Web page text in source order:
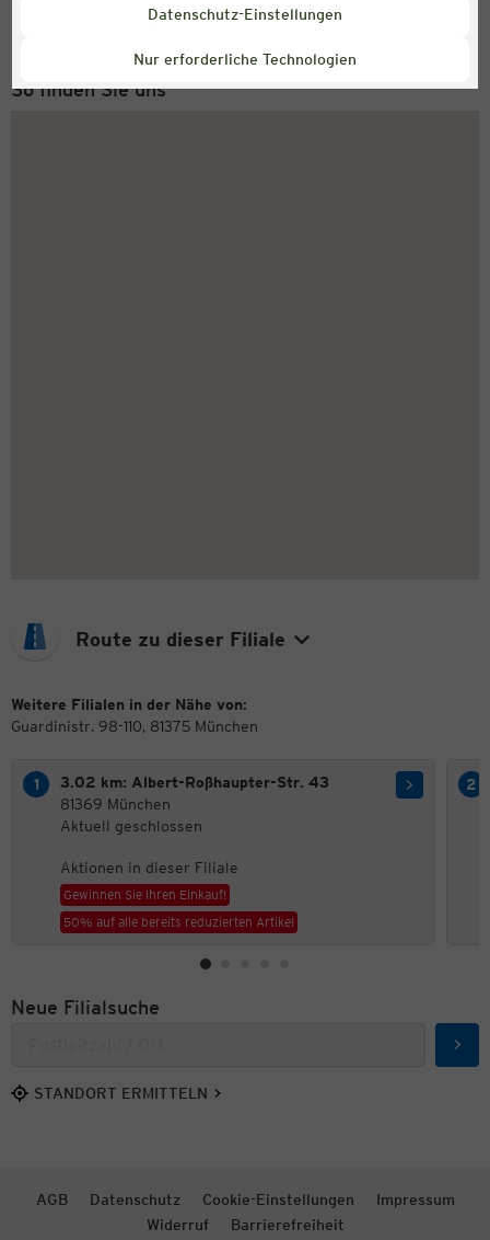
Datenschutz-Einstellungen
Nur erforderliche Technologien
+43 (0) 1 2675 502
So finden Sie uns
Route zu dieser Filiale
Weitere Filialen in der Nähe von:
Guardinistr. 98-110, 81375 München
3.02 km: Albert-Roßhaupter-Str. 43
81369 München
Aktuell geschlossen
Aktionen in dieser Filiale
Gewinnen Sie Ihren Einkauf!
50% auf alle bereits reduzierten Artikel
Neue Filialsuche
STANDORT ERMITTELN
AGB Datenschutz Cookie-Einstellungen
Impressum
Widerruf
Barrierefreiheit